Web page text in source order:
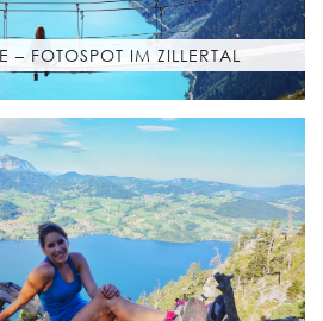
– FOTOSPOT IM ZILLERTAL